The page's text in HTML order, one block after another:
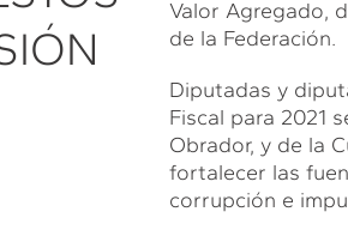
Valor Agregado,
de la Federación.
Diputadas y
Fiscal para 2021
Obrador, y de la
fortalecer las
corrupción e